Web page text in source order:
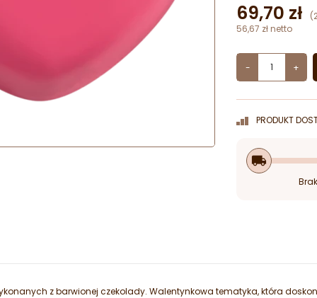
69,70 zł
56,67 zł netto
- +
PRODUKT
local_shipping
z barwionej czekolady. Walentynkowa tematyka, która